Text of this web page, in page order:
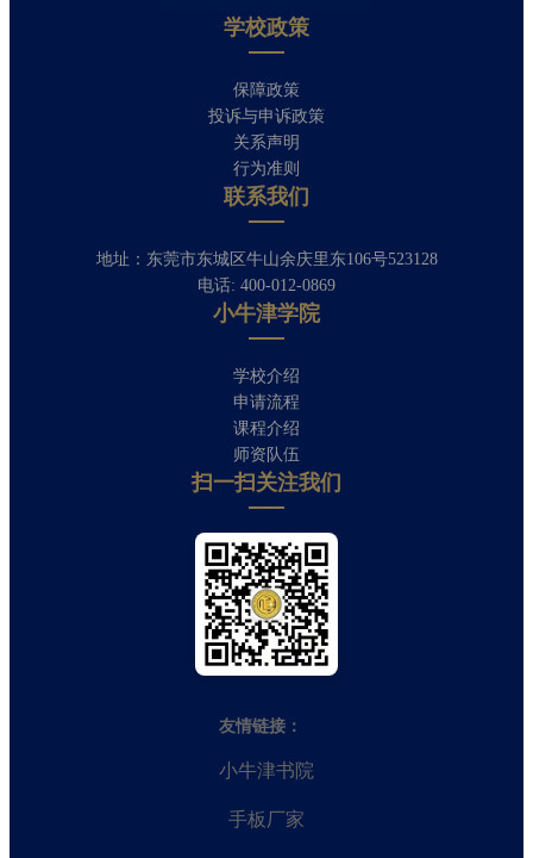
学校政策​
保障政策
投诉与申诉政策
关系声明
行为准则
联系我们
地址：东莞市东城区牛山余庆里东106号523128
电话: 400-012-0869
小牛津学院
学校介绍
申请流程
课程介绍
师资队伍
扫一扫关注我们​
友情链接：
小牛津书院
手板厂家